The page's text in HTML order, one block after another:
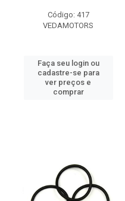
Código: 417
VEDAMOTORS
Faça seu login ou
cadastre-se para
ver preços e
comprar